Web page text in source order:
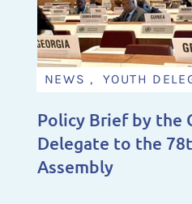
NEWS , YOUTH
Policy Brief by the
Delegate to the
Assembly